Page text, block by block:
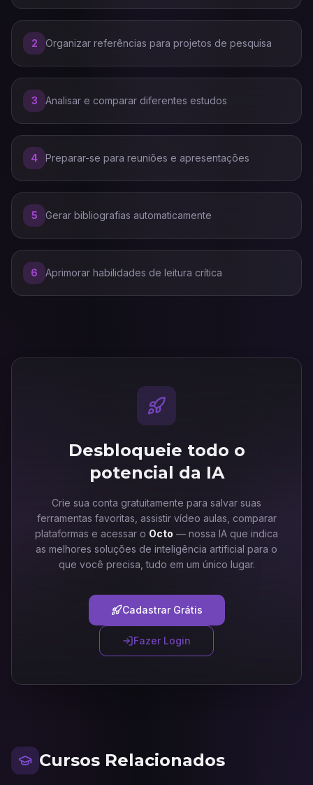
2 Organizar referências para projetos de pesquisa
3 Analisar e comparar diferentes estudos
4 Preparar-se para reuniões e apresentações
5 Gerar bibliografias automaticamente
6 Aprimorar habilidades de leitura crítica
Desbloqueie todo o
potencial da IA
Crie sua conta gratuitamente para salvar suas
ferramentas favoritas, assistir vídeo aulas, comparar
plataformas e acessar o Octo — nossa IA que indica
as melhores soluções de inteligência artificial para o
que você precisa, tudo em um único lugar.
Cadastrar Grátis
Fazer Login
Cursos Relacionados